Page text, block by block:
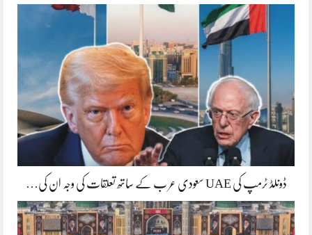
ڈونلڈ ٹرمپ کی UAE سعودی عر ب کے ساتھ تعلقات کی وجہ ان کی…